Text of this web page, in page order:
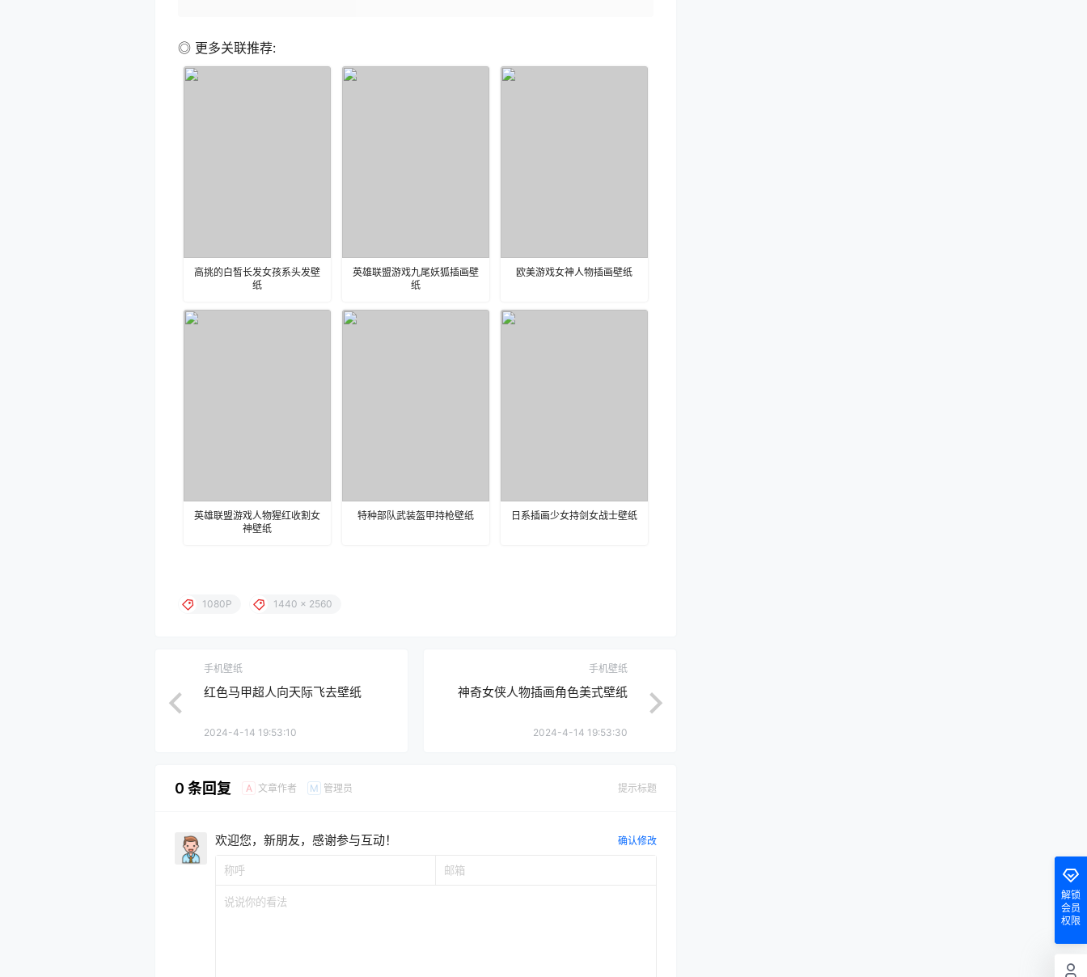
◎ 更多关联推荐:
高挑的白皙长发女孩系头发壁
纸
英雄联盟游戏九尾妖狐插画壁
纸
欧美游戏女神人物插画壁纸
英雄联盟游戏人物猩红收割女
神壁纸
特种部队武装盔甲持枪壁纸 日系插画少女持剑女战士壁纸
1080P 1440 x 2560
手机壁纸
红色马甲超人向天际飞去壁纸
2024-4-14 19:53:10
手机壁纸
神奇女侠人物插画角色美式壁纸
2024-4-14 19:53:30
0 条回复 A 文章作者 M 管理员 提示标题
欢迎您，新朋友，感谢参与互动！ 确认修改
解锁
会员
权限